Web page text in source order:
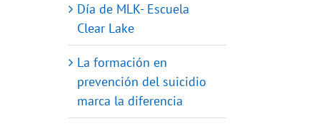
Día de MLK- Escuela
Clear Lake
La formación en
prevención del suicidio
marca la diferencia